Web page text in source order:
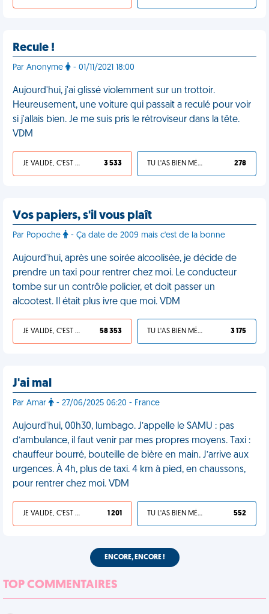
Recule !
Par Anonyme - 01/11/2021 18:00
Aujourd'hui, j'ai glissé violemment sur un trottoir.
Heureusement, une voiture qui passait a reculé pour voir
si j'allais bien. Je me suis pris le rétroviseur dans la tête.
VDM
JE VALIDE, C'EST UNE VDM 3 533 TU L'AS BIEN MÉRITÉ 278
Vos papiers, s'il vous plaît
Par Popoche - Ça date de 2009 mais c'est de la bonne
Aujourd'hui, après une soirée alcoolisée, je décide de
prendre un taxi pour rentrer chez moi. Le conducteur
tombe sur un contrôle policier, et doit passer un
alcootest. Il était plus ivre que moi. VDM
JE VALIDE, C'EST UNE VDM 58 353 TU L'AS BIEN MÉRITÉ 3 175
J'ai mal
Par Amar - 27/06/2025 06:20 - France
Aujourd'hui, 00h30, lumbago. J’appelle le SAMU : pas
d’ambulance, il faut venir par mes propres moyens. Taxi :
chauffeur bourré, bouteille de bière en main. J’arrive aux
urgences. À 4h, plus de taxi. 4 km à pied, en chaussons,
pour rentrer chez moi. VDM
JE VALIDE, C'EST UNE VDM 1 201 TU L'AS BIEN MÉRITÉ 552
ENCORE, ENCORE !
TOP COMMENTAIRES